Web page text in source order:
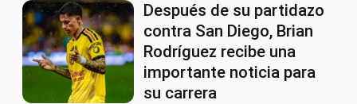
Después de su partidazo
contra San Diego, Brian
Rodríguez recibe una
importante noticia para
su carrera